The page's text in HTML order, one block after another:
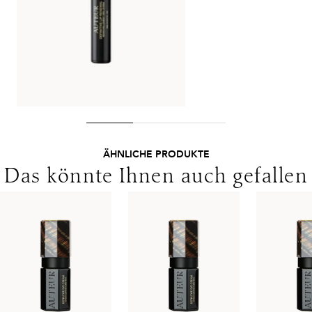
Sie bitte die abweichenden Bedingungen. Für den Versand ins
Ausland gelten andere Versandkosten.
ÄHNLICHE PRODUKTE
Das könnte Ihnen auch gefallen